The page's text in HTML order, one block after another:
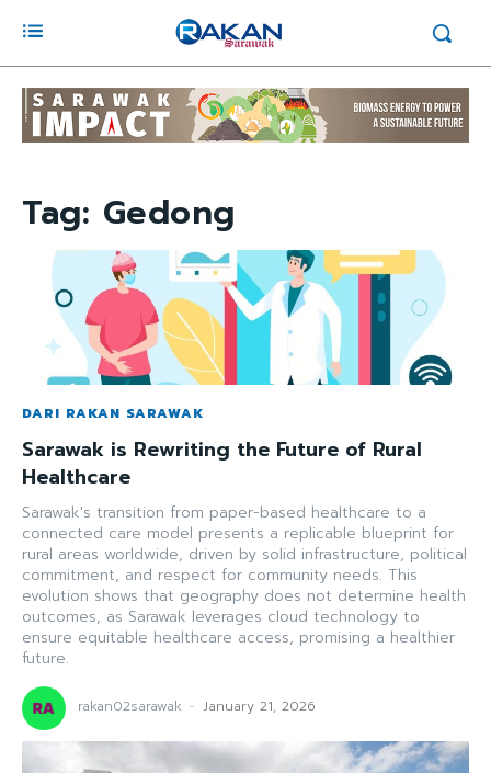
Tag: Gedong
DARI RAKAN SARAWAK
Sarawak is Rewriting the Future of Rural
Healthcare
Sarawak's transition from paper-based healthcare to a
connected care model presents a replicable blueprint for
rural areas worldwide, driven by solid infrastructure, political
commitment, and respect for community needs. This
evolution shows that geography does not determine health
outcomes, as Sarawak leverages cloud technology to
ensure equitable healthcare access, promising a healthier
future.
rakan02sarawak - January 21, 2026